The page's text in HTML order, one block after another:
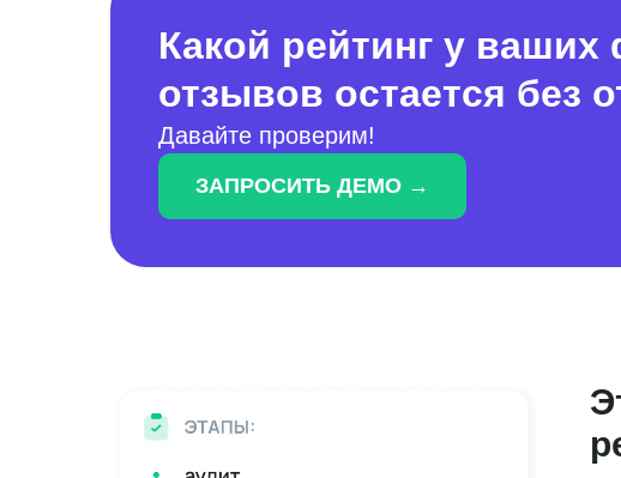
Какой рейтинг у
отзывов остается без
Давайте проверим!
ЗАПРОСИТЬ ДЕМО →